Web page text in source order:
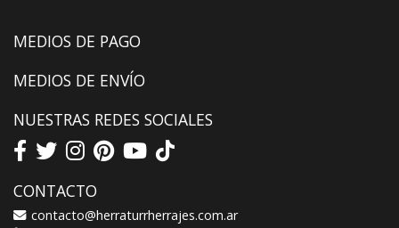
MEDIOS DE PAGO
MEDIOS DE ENVÍO
NUESTRAS REDES SOCIALES
CONTACTO
contacto@herraturrherrajes.com.ar